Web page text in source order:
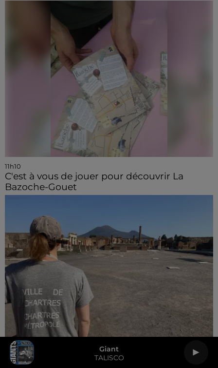
Giant
TALISCO
11h10
C'est à vous de jouer pour découvrir La
Bazoche-Gouet
10h57